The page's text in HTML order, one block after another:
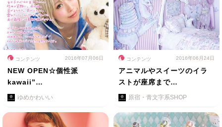
コンテンツ 2016年07月06日
NEW OPEN☆個性派
kawaii”…
ゆめかわいい
コンテンツ 2016年06月24日
アニマルやスイーツのイラ
ストが座席まで…
原宿・青文字系SHOP